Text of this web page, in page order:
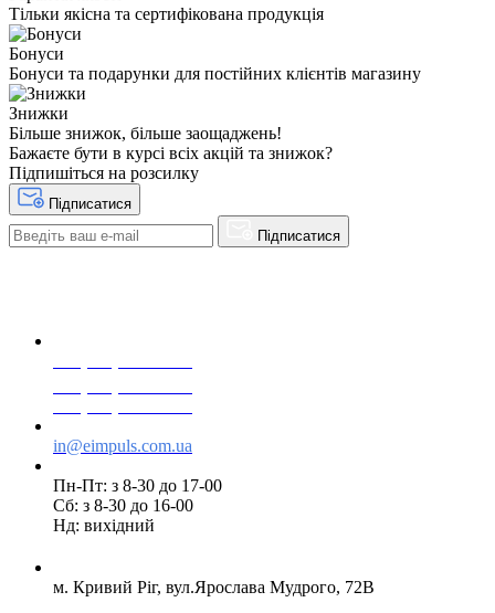
Тільки якісна та сертифікована продукція
Бонуси
Бонуси та подарунки для постійних клієнтів магазину
Знижки
Більше знижок, більше заощаджень!
Бажаєте бути в курсі всіх акцій та знижок?
Підпишіться на розсилку
Підписатися
Підписатися
in@eimpuls.com.ua
Пн-Пт: з 8-30 до 17-00
Сб: з 8-30 до 16-00
Нд: вихідний
м. Кривий Ріг, вул.Ярослава Мудрого, 72В